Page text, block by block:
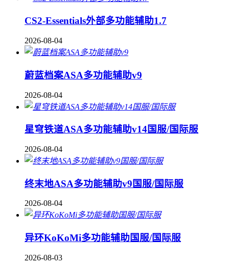
CS2-Essentials外部多功能辅助1.7
2026-08-04
蔚蓝档案ASA多功能辅助v9
2026-08-04
星穹铁道ASA多功能辅助v14国服/国际服
2026-08-04
终末地ASA多功能辅助v9国服/国际服
2026-08-04
异环KoKoMi多功能辅助国服/国际服
2026-08-03